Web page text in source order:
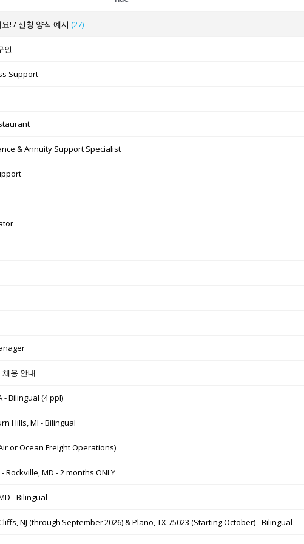
! / 신청 양식 예시 (27)
인
Support
& Annuity Support Specialist
용 안내
- Bilingual (4 ppl)
Hills, MI - Bilingual
or Ocean Freight Operations)
Rockville, MD - 2 months ONLY
- Bilingual
NJ (through September 2026) & Plano, TX 75023 (Starting October) - Bilingual